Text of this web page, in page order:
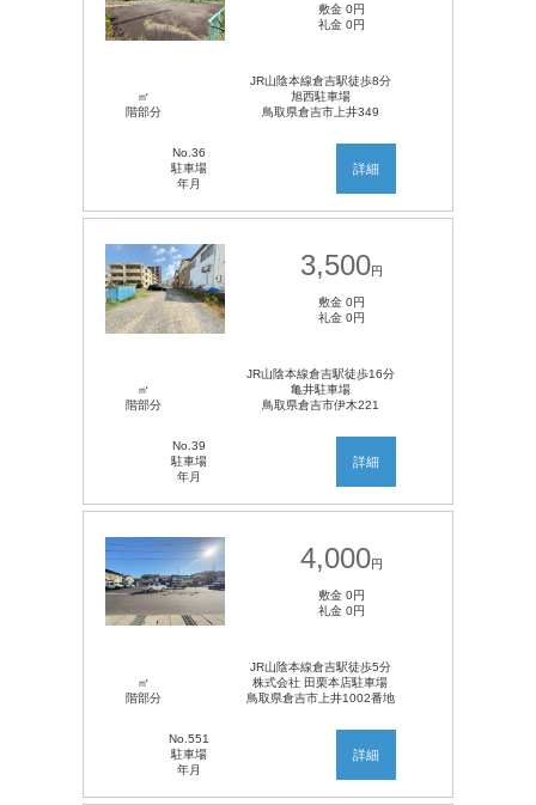
敷金 0円
礼金 0円
㎡
階部分
JR山陰本線倉吉駅徒歩8分
旭西駐車場
鳥取県倉吉市上井349
No.36
駐車場
年月
詳細
3,500円
敷金 0円
礼金 0円
㎡
階部分
JR山陰本線倉吉駅徒歩16分
亀井駐車場
鳥取県倉吉市伊木221
No.39
駐車場
年月
詳細
4,000円
敷金 0円
礼金 0円
㎡
階部分
JR山陰本線倉吉駅徒歩5分
株式会社 田栗本店駐車場
鳥取県倉吉市上井1002番地
No.551
駐車場
年月
詳細